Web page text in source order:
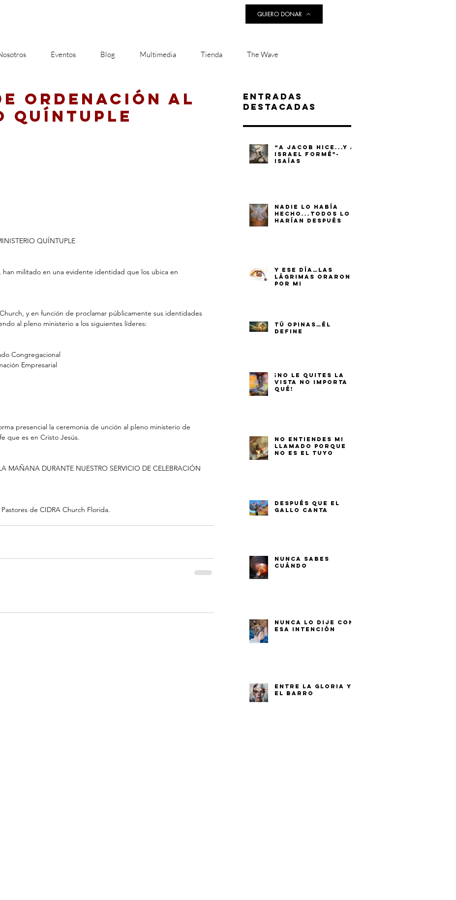
QUIERO DONAR
Eventos Blog Multimedia Tienda The Wave
ORDENACIÓN AL
QUÍNTUPLE
QUÍNTUPLE
han militado en una evidente identidad que los ubica en
y en función de proclamar públicamente sus identidades
al pleno ministerio a los siguientes líderes:
Congregacional
Empresarial
presencial la ceremonia de unción al pleno ministerio de
que es en Cristo Jesús.
MAÑANA DURANTE NUESTRO SERVICIO DE CELEBRACIÓN
de CIDRA Church Florida.
Entradas
destacadas
“A JACOB HICE...Y A
ISRAEL FORMÉ"-
ISAÍAS
NADIE LO HABÍA
HECHO...TODOS LO
HARÍAN DESPUÉS
Y ESE DÍA…LAS
LÁGRIMAS ORARON
POR MI
TÚ OPINAS…ÉL
DEFINE
¡NO LE QUITES LA
VISTA NO IMPORTA
QUÉ!
NO ENTIENDES MI
LLAMADO PORQUE
NO ES EL TUYO
DESPUÉS QUE EL
GALLO CANTA
NUNCA SABES
CUÁNDO
NUNCA LO DIJE CON
ESA INTENCIÓN
ENTRE LA GLORIA Y
EL BARRO